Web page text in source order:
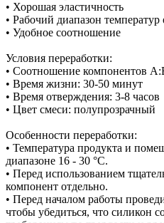
• Хорошая эластичность
• Рабочий диапазон
• Удобное соотношение
Условия переработки:
• Соотношение компонентов
• Время жизни: 30-50 минут
• Время отверждения: 3-8 часов
• Цвет смеси: полупрозрачный
Особенности переработки:
• Температура продукта и
диапазоне 16 - 30 °C.
• Перед использованием
компонент отдельно.
• Перед началом работы
чтобы убедиться, что силикон